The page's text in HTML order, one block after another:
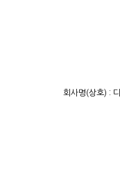
회사명(상호) :